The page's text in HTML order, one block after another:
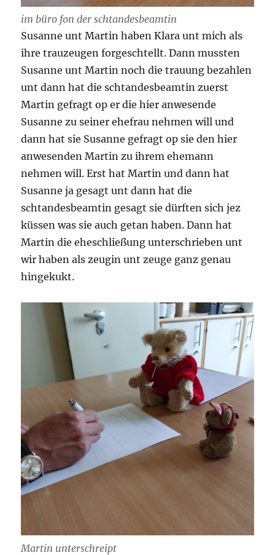
im büro fon der schtandesbeamtin
Susanne unt Martin haben Klara unt mich als
ihre trauzeugen forgeschtellt. Dann mussten
Susanne unt Martin noch die trauung bezahlen
unt dann hat die schtandesbeamtin zuerst
Martin gefragt op er die hier anwesende
Susanne zu seiner ehefrau nehmen will und
dann hat sie Susanne gefragt op sie den hier
anwesenden Martin zu ihrem ehemann
nehmen will. Erst hat Martin und dann hat
Susanne ja gesagt unt dann hat die
schtandesbeamtin gesagt sie dürften sich jez
küssen was sie auch getan haben. Dann hat
Martin die eheschließung unterschrieben unt
wir haben als zeugin unt zeuge ganz genau
hingekukt.
Martin unterschreipt